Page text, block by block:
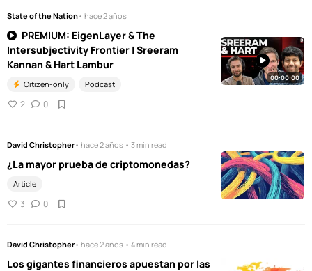
State of the Nation• hace 2 años
PREMIUM: EigenLayer & The
Intersubjectivity Frontier | Sreeram
Kannan & Hart Lambur
Citizen-only Podcast
2 0
00:00:00
David Christopher• hace 2 años • 3 min read
¿La mayor prueba de criptomonedas?
Article
3 0
David Christopher• hace 2 años • 4 min read
Los gigantes financieros apuestan por las